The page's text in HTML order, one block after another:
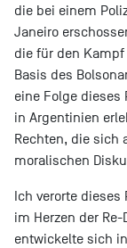
die bei einem
Janeiro
die für den
Basis des
eine Folge dieses
in Argentinien
Rechten, die sich
moralischen
Ich verorte dieses
im Herzen der
entwickelte sich